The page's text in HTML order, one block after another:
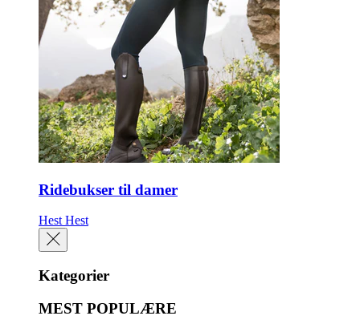
Ridebukser til damer
Hest Hest
Kategorier
MEST POPULÆRE